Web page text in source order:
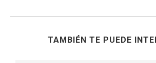
TAMBIÉN TE PUEDE